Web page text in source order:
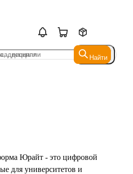
Найти
Найти
Юрайт - это цифровой
для университетов и